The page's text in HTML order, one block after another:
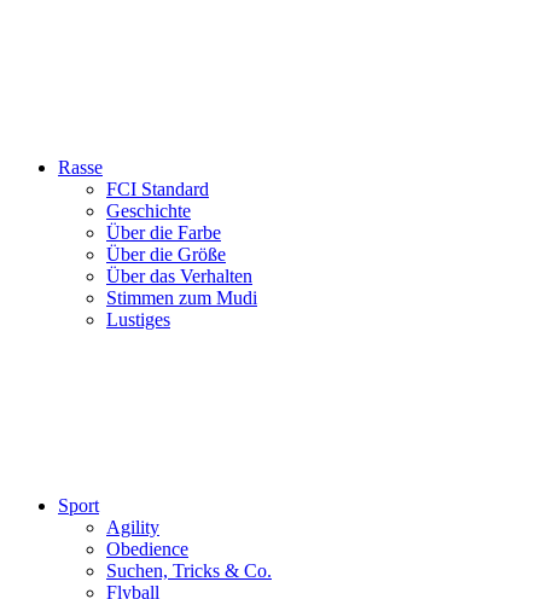
Rasse
FCI Standard
Geschichte
Über die Farbe
Über die Größe
Über das Verhalten
Stimmen zum Mudi
Lustiges
Sport
Agility
Obedience
Suchen, Tricks & Co.
Flyball